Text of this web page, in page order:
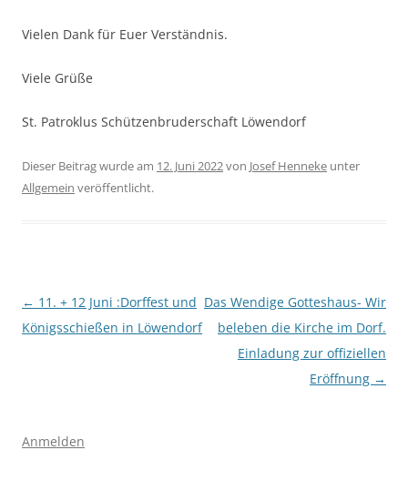
Vielen Dank für Euer Verständnis.
Viele Grüße
St. Patroklus Schützenbruderschaft Löwendorf
Dieser Beitrag wurde am 12. Juni 2022von Josef Henneke unter
Allgemein veröffentlicht.
Beitragsnavigation
← 11. + 12 Juni :Dorffest und
Königsschießen in Löwendorf
Das Wendige Gotteshaus- Wir
beleben die Kirche im Dorf.
Einladung zur offiziellen
Eröffnung →
Anmelden